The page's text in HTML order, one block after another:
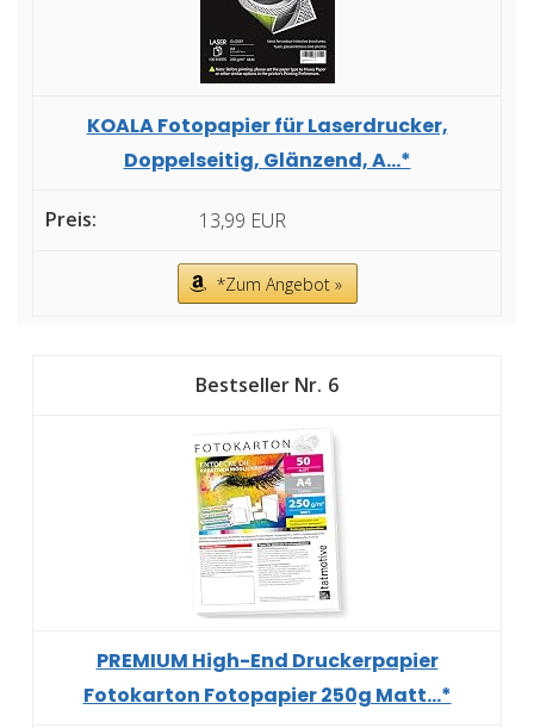
KOALA Fotopapier für Laserdrucker,
Doppelseitig, Glänzend, A...*
13,99 EUR
*Zum Angebot »
6
PREMIUM High-End Druckerpapier
Fotokarton Fotopapier 250g Matt...*